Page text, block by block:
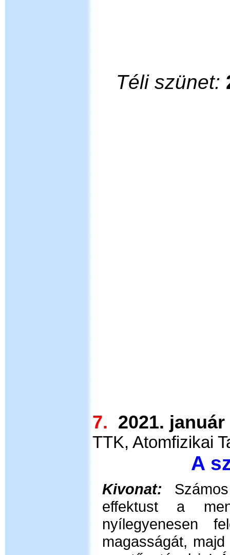
Téli szünet:
7. 2021.
TTK, Atomfizikai
A
Kivonat:
effektust a
nyílegyenesen
magasságát,